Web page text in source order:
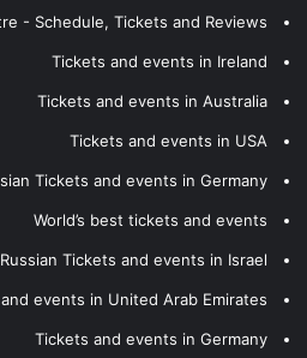
- Schedule, Tickets and Reviews
Tickets and events in Ireland
Tickets and events in Australia
Tickets and events in USA
Tickets and events in Germany
World’s best tickets and events
Russian Tickets and events in Israel
events in United Arab Emirates
Tickets and events in Germany